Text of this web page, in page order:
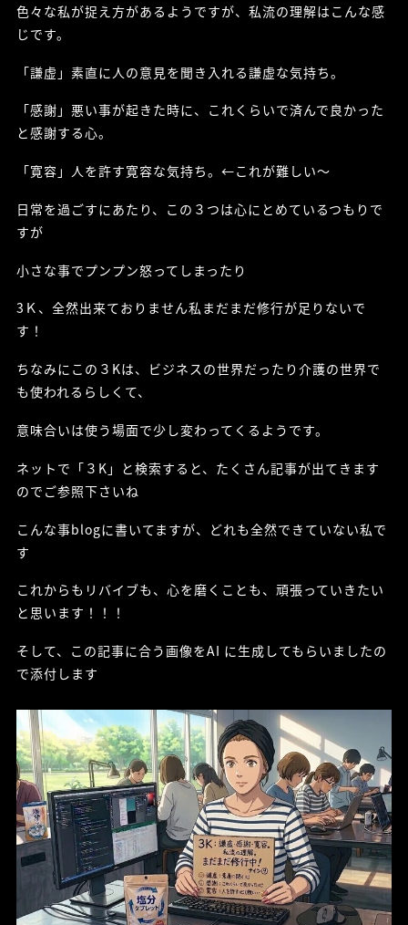
色々な私が捉え方があるようですが、私流の理解はこんな感
じです。
「謙虚」素直に人の意見を聞き入れる謙虚な気持ち。
「感謝」悪い事が起きた時に、これくらいで済んで良かった
と感謝する心。
「寛容」人を許す寛容な気持ち。←これが難しい～
日常を過ごすにあたり、この３つは心にとめているつもりで
すが
小さな事でプンプン怒ってしまったり
3Ｋ、全然出来ておりません私まだまだ修行が足りないで
す！
ちなみにこの３Kは、ビジネスの世界だったり介護の世界で
も使われるらしくて、
意味合いは使う場面で少し変わってくるようです。
ネットで「３K」と検索すると、たくさん記事が出てきます
のでご参照下さいね
こんな事blogに書いてますが、どれも全然できていない私で
す
これからもリバイブも、心を磨くことも、頑張っていきたい
と思います！！！
そして、この記事に合う画像をAI に生成してもらいましたの
で添付します